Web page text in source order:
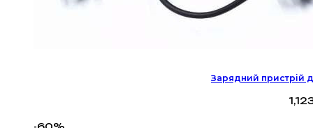
Зарядний пристрій